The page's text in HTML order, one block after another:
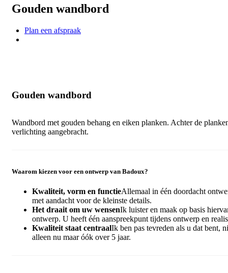
Gouden wandbord
Plan een afspraak
Gouden wandbord
Wandbord met gouden behang en eiken planken. Achter de
verlichting aangebracht.
Waarom kiezen voor een ontwerp van Badoux?
Kwaliteit, vorm en functieAllemaal in één doordacht
met aandacht voor de kleinste details.
Het draait om uw wensenIk luister en maak op basis
ontwerp. U heeft één aanspreekpunt tijdens ontwerp en
Kwaliteit staat centraalIk ben pas tevreden als u dat bent,
alleen nu maar óók over 5 jaar.